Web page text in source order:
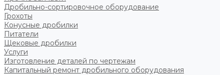
Дробильно-сортировочное оборудование
Грохоты
Конусные дробилки
Питатели
Щековые дробилки
Услуги
Изготовление деталей по чертежам
Капитальный ремонт дробильного оборудования